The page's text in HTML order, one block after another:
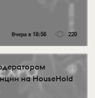
Вчера в 18:56 220
на HouseHold